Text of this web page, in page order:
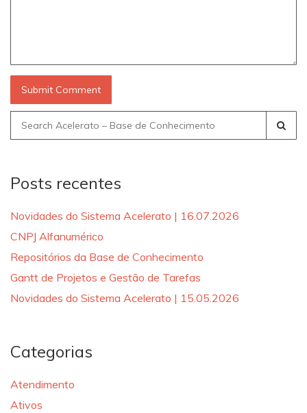
Search
for:
Posts recentes
Novidades do Sistema Acelerato | 16.07.2026
CNPJ Alfanumérico
Repositórios da Base de Conhecimento
Gantt de Projetos e Gestão de Tarefas
Novidades do Sistema Acelerato | 15.05.2026
Categorias
Atendimento
Ativos